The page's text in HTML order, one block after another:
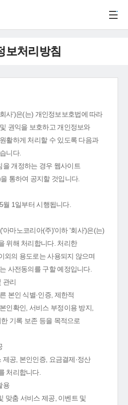
보처리방침
사')은(는) 개인정보보호법에 따라
권익을 보호하고 개인정보와
활하게 처리할 수 있도록 다음과
니다.
개정하는 경우 웹사이트
통하여 공지할 것입니다.
1일부터 시행됩니다.
아마노코리아(주)'이하 '회사')은(는)
위해 처리합니다. 처리한
외의 용도로는 사용되지 않으며
사전동의를 구할 예정입니다.
관리
본인 식별·인증, 제한적
인확인, 서비스 부정이용 방지,
기록 보존 등을 목적으로
공, 본인인증, 요금결제·정산
처리합니다.
용
맞춤 서비스 제공, 이벤트 및